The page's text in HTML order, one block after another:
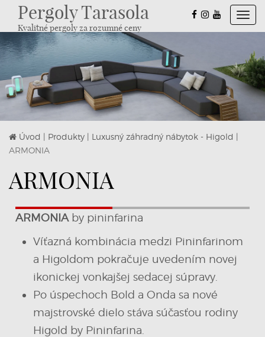
Pergoly Tarasola
Kvalitné pergoly za rozumné ceny
Úvod | Produkty | Luxusný záhradný nábytok - Higold |
ARMONIA
ARMONIA
ARMONIA by pininfarina
Víťazná kombinácia medzi Pininfarinom
a Higoldom pokračuje uvedením novej
ikonickej vonkajšej sedacej súpravy.
Po úspechoch Bold a Onda sa nové
majstrovské dielo stáva súčasťou rodiny
Higold by Pininfarina.